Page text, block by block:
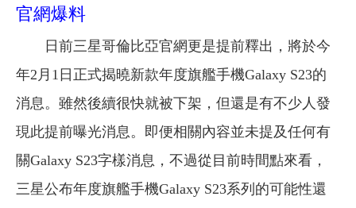
官網爆料
日前三星哥倫比亞官網更是提前釋出，將於今
年2月1日正式揭曉新款年度旗艦手機Galaxy S23的
消息。雖然後續很快就被下架，但還是有不少人發
現此提前曝光消息。即便相關內容並未提及任何有
關Galaxy S23字樣消息，不過從目前時間點來看，
三星公布年度旗艦手機Galaxy S23系列的可能性還